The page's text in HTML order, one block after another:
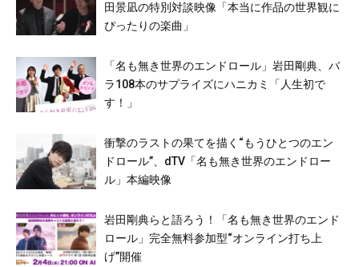
田景凪の特別対談映像「本当に作品の世界観に
ぴったりの楽曲」
「名も無き世界のエンドロール」岩田剛典、バ
ラ108本のサプライズにハニカミ「人生初で
す！」
衝撃のラストの果てを描く“もうひとつのエン
ドロール”、dTV「名も無き世界のエンドロー
ル」本編映像
岩田剛典らと語ろう！「名も無き世界のエンド
ロール」完全無料参加型“オンライン打ち上
げ”開催